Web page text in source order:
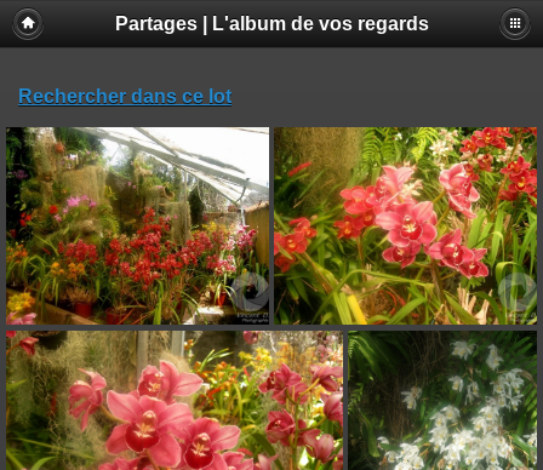
Partages | L'album de vos regards
Rechercher dans ce lot